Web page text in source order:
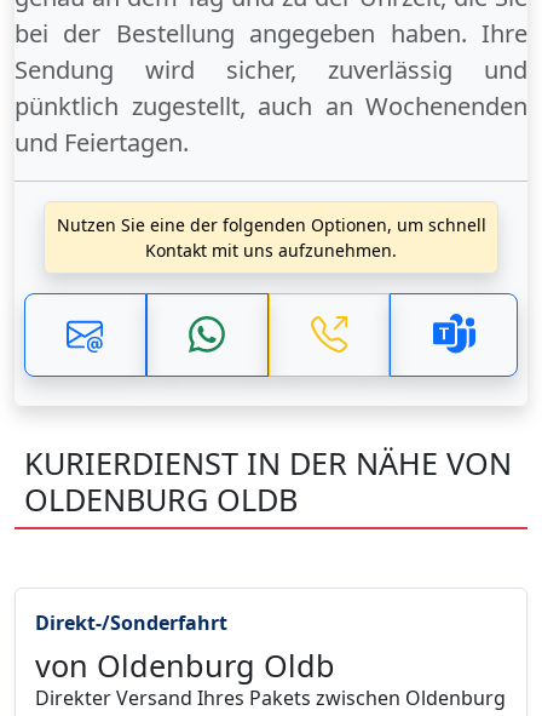
bei der Bestellung angegeben haben. Ihre
Sendung wird sicher, zuverlässig und
pünktlich zugestellt, auch an Wochenenden
und Feiertagen.
Nutzen Sie eine der folgenden Optionen, um schnell
Kontakt mit uns aufzunehmen.
KURIERDIENST IN DER NÄHE VON
OLDENBURG OLDB
Direkt-/Sonderfahrt
von Oldenburg Oldb
Direkter Versand Ihres Pakets zwischen Oldenburg